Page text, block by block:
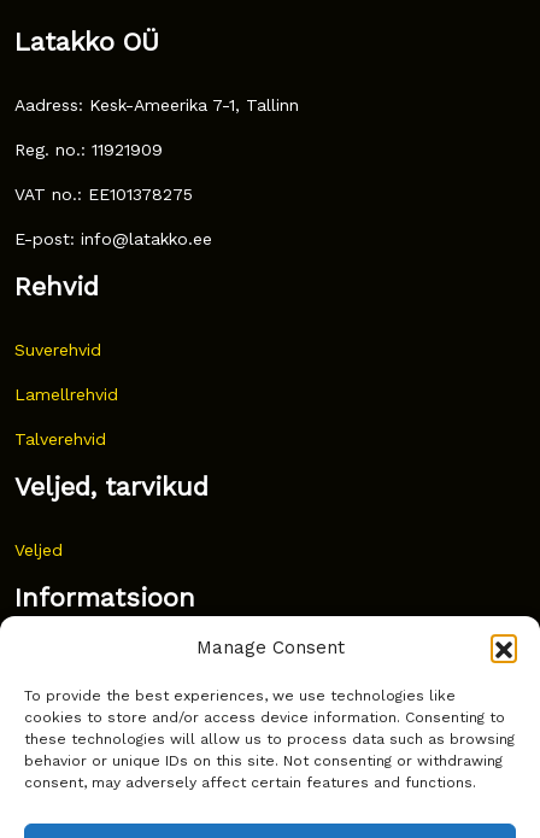
Manage Consent
To provide the best experiences, we use technologies like
cookies to store and/or access device information. Consenting to
these technologies will allow us to process data such as browsing
behavior or unique IDs on this site. Not consenting or withdrawing
consent, may adversely affect certain features and functions.
Latakko OÜ
Aadress: Kesk-Ameerika 7-1, Tallinn
Reg. no.: 11921909
VAT no.: EE101378275
E-post: info@latakko.ee
Rehvid
Suverehvid
Lamellrehvid
Talverehvid
Veljed, tarvikud
Veljed
Informatsioon
Korduma kippuvad küsimused
Kust osta?
Küpsiste poliitika